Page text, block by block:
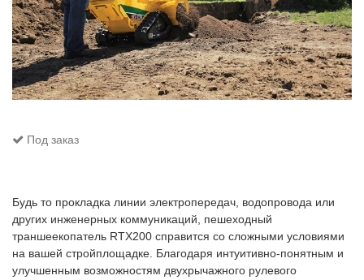
Под заказ
Будь то прокладка линии электропередач, водопровода или
других инженерных коммуникаций, пешеходный
траншеекопатель RTX200 справится со сложными условиями
на вашей стройплощадке. Благодаря интуитивно-понятным и
улучшенным возможностям двухрычажного рулевого